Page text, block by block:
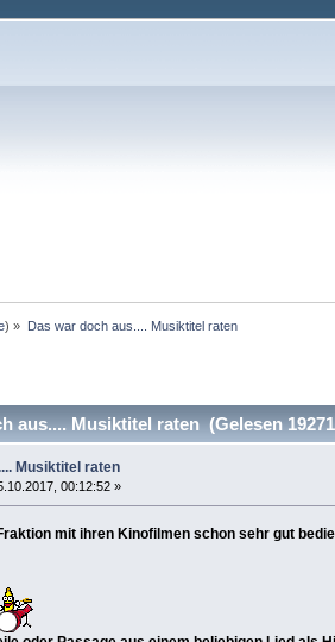
) » Das war doch aus.... Musiktitel raten
aus.... Musiktitel raten (Gelesen
Musiktitel raten
00:12:52 »
mit ihren Kinofilmen schon sehr gut